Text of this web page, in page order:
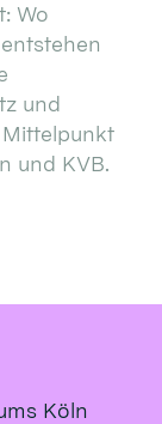
Wo
und
Mittelpunkt
und KVB.
Köln